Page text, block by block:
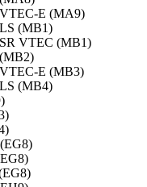
VTEC-E (MA9)
(MB1)
VTEC (MB1)
VTEC-E (MB3)
(MB4)